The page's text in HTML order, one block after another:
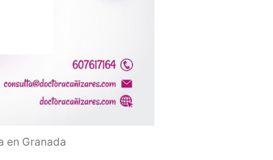
en Granada